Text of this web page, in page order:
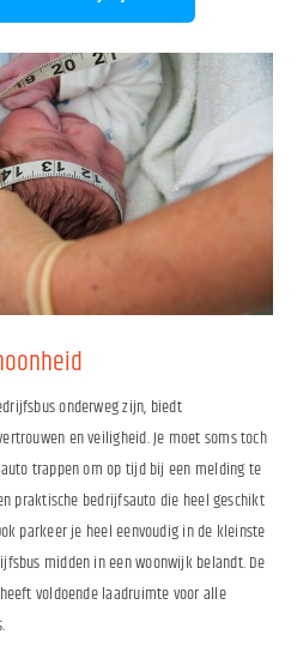
onderweg zijn, biedt
en veiligheid. Je moet soms toch
trappen om op tijd bij een melding te
praktische bedrijfsauto die heel geschikt
parkeer je heel eenvoudig in de kleinste
midden in een woonwijk belandt. De
voldoende laadruimte voor alle